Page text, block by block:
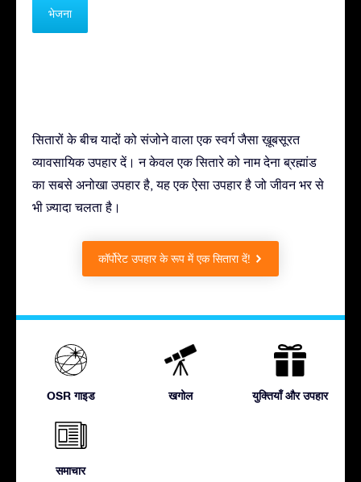
सितारों के बीच यादों को संजोने वाला एक स्वर्ग जैसा ख़ूबसूरत
व्यावसायिक उपहार दें। न केवल एक सितारे को नाम देना ब्रह्मांड
का सबसे अनोखा उपहार है, यह एक ऐसा उपहार है जो जीवन भर से
भी ज़्यादा चलता है।
कॉर्पोरेट उपहार के रूप में एक सितारा दें!
OSR गाइड खगोल युक्तियाँ और उपहार
समाचार